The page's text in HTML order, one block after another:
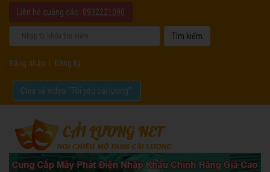
Liên hệ quảng cáo: 0932221090
Đăng nhập Đăng ký
Chia sẻ video "Tôi yêu cải lương".